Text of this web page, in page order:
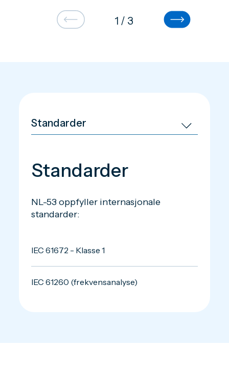
1 / 3
Standarder
NL-53 oppfyller internasjonale
standarder:
IEC 61672 - Klasse 1
IEC 61260 (frekvensanalyse)